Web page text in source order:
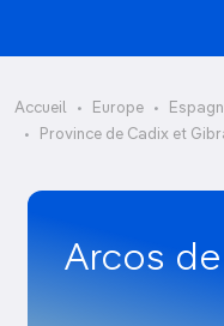
Accueil Europe
Province de Cadix et
Arcos